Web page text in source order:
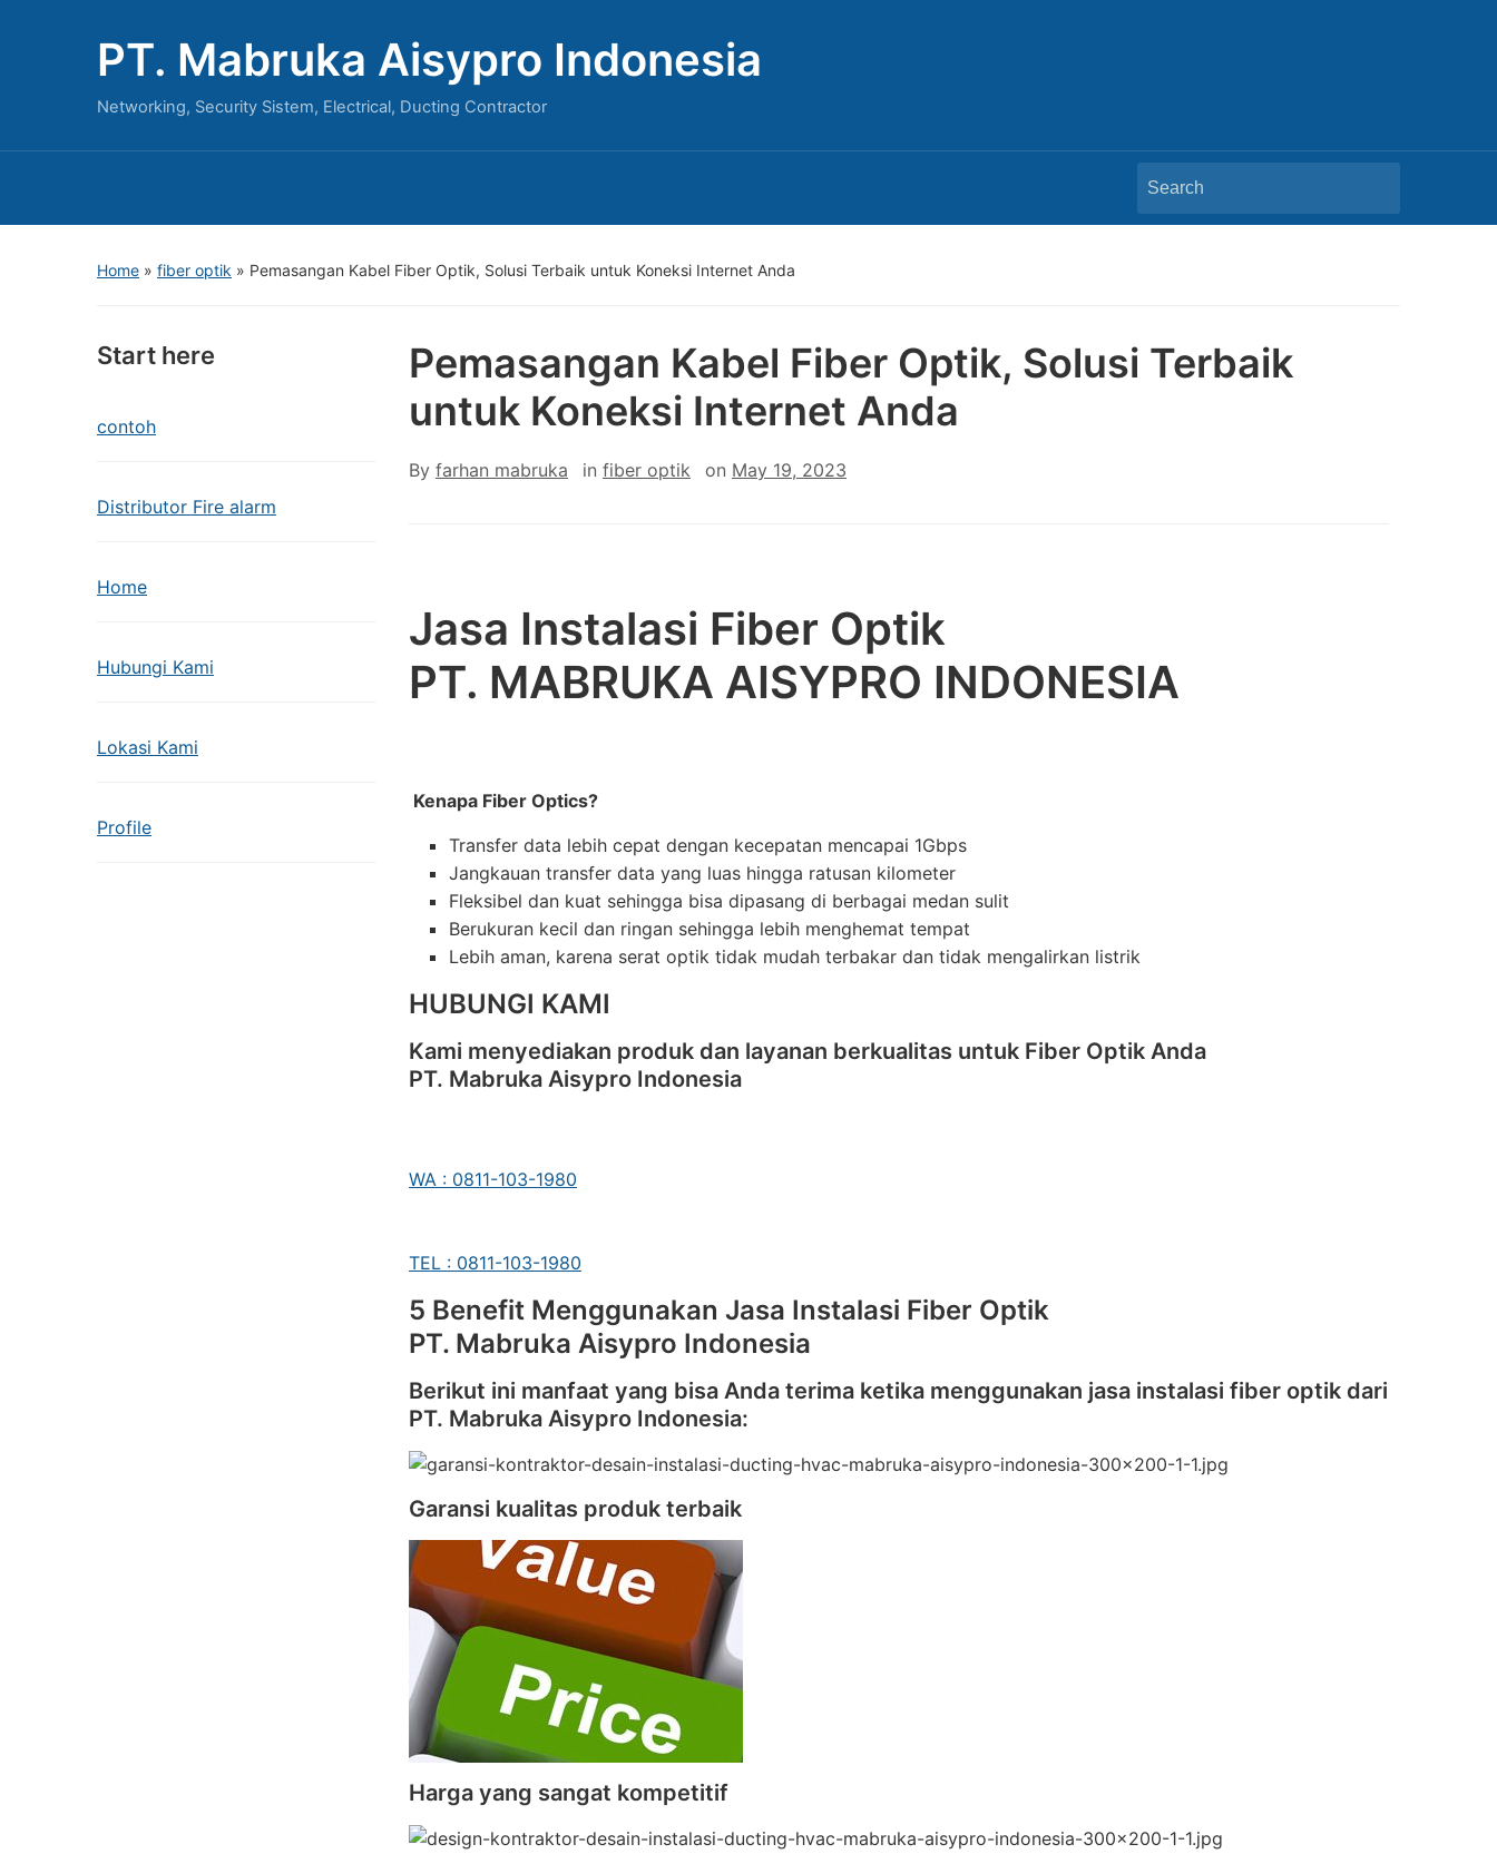
PT. Mabruka Aisypro Indonesia
Networking, Security Sistem, Electrical, Ducting Contractor
Search
for:
Home » fiber optik » Pemasangan Kabel Fiber Optik, Solusi Terbaik untuk Koneksi Internet Anda
Start here
contoh
Distributor Fire alarm
Home
Hubungi Kami
Lokasi Kami
Profile
Pemasangan Kabel Fiber Optik, Solusi Terbaik
untuk Koneksi Internet Anda
By farhan mabruka in fiber optik on May 19, 2023
Jasa Instalasi Fiber Optik
PT. MABRUKA AISYPRO INDONESIA
Kenapa Fiber Optics?
Transfer data lebih cepat dengan kecepatan mencapai 1Gbps
Jangkauan transfer data yang luas hingga ratusan kilometer
Fleksibel dan kuat sehingga bisa dipasang di berbagai medan sulit
Berukuran kecil dan ringan sehingga lebih menghemat tempat
Lebih aman, karena serat optik tidak mudah terbakar dan tidak mengalirkan listrik
HUBUNGI KAMI
Kami menyediakan produk dan layanan berkualitas untuk Fiber Optik Anda
PT. Mabruka Aisypro Indonesia
WA : 0811-103-1980
TEL : 0811-103-1980
5 Benefit Menggunakan Jasa Instalasi Fiber Optik
PT. Mabruka Aisypro Indonesia
Berikut ini manfaat yang bisa Anda terima ketika menggunakan jasa instalasi fiber optik dari
PT. Mabruka Aisypro Indonesia:
Garansi kualitas produk terbaik
Harga yang sangat kompetitif